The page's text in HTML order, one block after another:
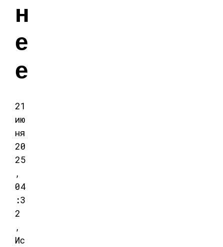
н
е
е
21
ию
ня
20
25
,
04
:3
2
,
Ис